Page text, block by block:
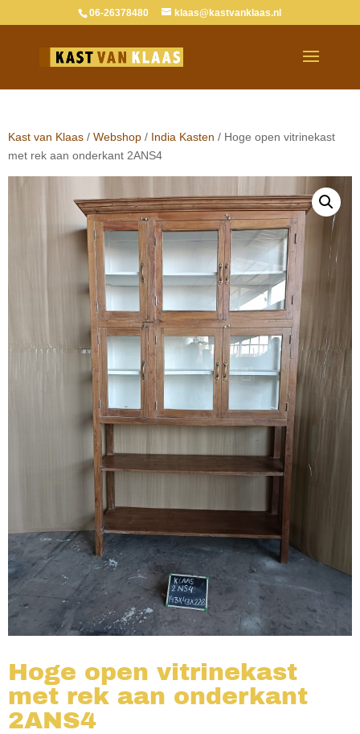
06-26378480 klaas@kastvanklaas.nl
Kast van Klaas / Webshop / India Kasten / Hoge open vitrinekast
met rek aan onderkant 2ANS4
Hoge open vitrinekast
met rek aan onderkant
2ANS4